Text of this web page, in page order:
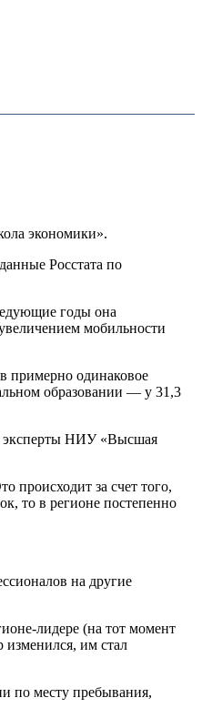
экономики».
Росстата по
годы она
мобильности
примерно одинаковое
образовании — у 31,3
эксперты НИУ «Высшая
происходит за счет того,
то в регионе постепенно
на другие
лидере (на тот момент
изменился, им стал
по месту пребывания,